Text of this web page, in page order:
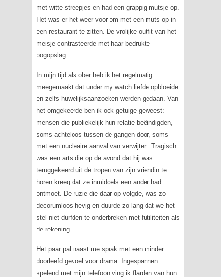
met witte streepjes en had een grappig mutsje op.
Het was er het weer voor om met een muts op in
een restaurant te zitten. De vrolijke outfit van het
meisje contrasteerde met haar bedrukte
oogopslag.
In mijn tijd als ober heb ik het regelmatig
meegemaakt dat under my watchliefde opbloeide
en zelfs huwelijksaanzoeken werden gedaan. Van
het omgekeerde ben ik ook getuige geweest:
mensen die publiekelijk hun relatie beëindigden,
soms achteloos tussen de gangen door, soms
met een nucleaire aanval van verwijten. Tragisch
was een arts die op de avond dat hij was
teruggekeerd uit de tropen van zijn vriendin te
horen kreeg dat ze inmiddels een ander had
ontmoet. De ruzie die daar op volgde, was zo
decorumloos hevig en duurde zo lang dat we het
stel niet durfden te onderbreken met futiliteiten als
de rekening.
Het paar pal naast me sprak met een minder
doorleefd gevoel voor drama. Ingespannen
spelend met mijn telefoon ving ik flarden van hun